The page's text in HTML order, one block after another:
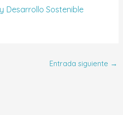
Desarrollo Sostenible
Entrada siguiente →